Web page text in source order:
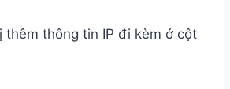
thêm thông tin IP đi kèm ở cột